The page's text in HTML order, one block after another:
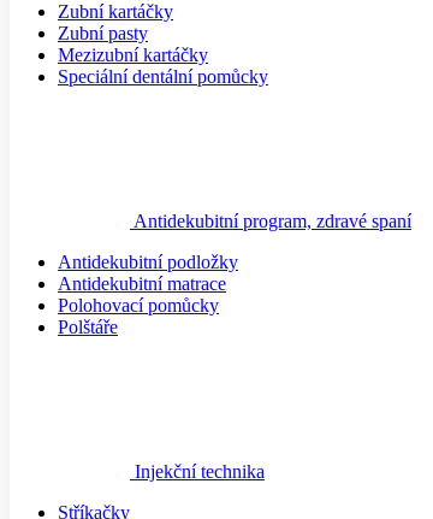
Zubní kartáčky
Zubní pasty
Mezizubní kartáčky
Speciální dentální pomůcky
Antidekubitní program, zdravé spaní
Antidekubitní podložky
Antidekubitní matrace
Polohovací pomůcky
Polštáře
Injekční technika
Stříkačky